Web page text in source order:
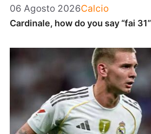
06 Agosto 2026Categorie
Calcio
Cardinale, how do you say “fai